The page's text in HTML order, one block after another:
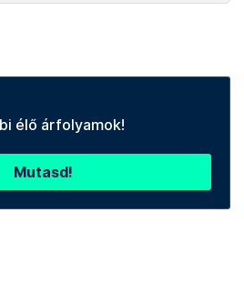
élő árfolyamok!
Mutasd!